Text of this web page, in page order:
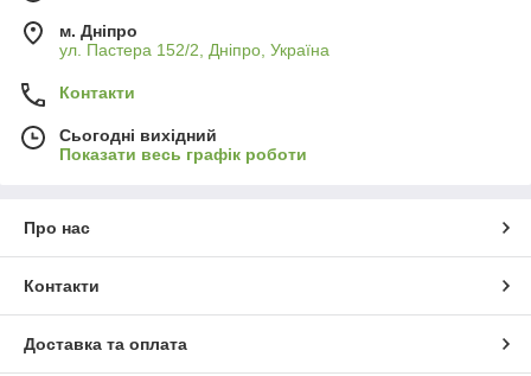
м. Дніпро
ул. Пастера 152/2, Дніпро, Україна
Контакти
Сьогодні вихідний
Показати весь графік роботи
Про нас
Контакти
Доставка та оплата